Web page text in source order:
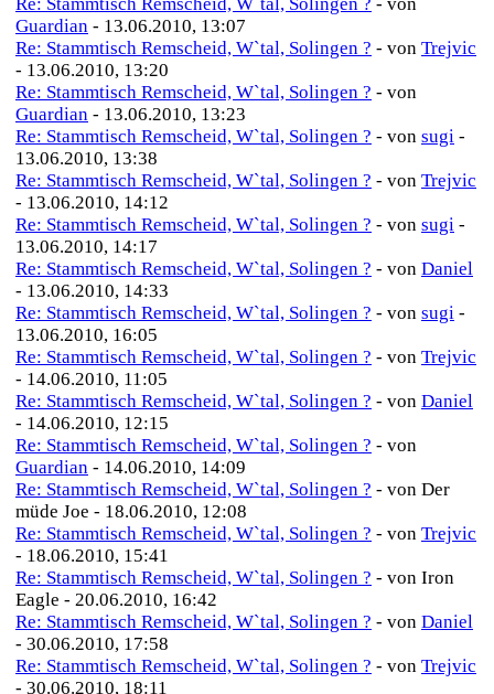
Guardian - 13.06.2010, 13:07
Re: Stammtisch Remscheid, W`tal, Solingen ? - von Trejvic
- 13.06.2010, 13:20
Re: Stammtisch Remscheid, W`tal, Solingen ? - von
Guardian - 13.06.2010, 13:23
Re: Stammtisch Remscheid, W`tal, Solingen ? - von sugi -
13.06.2010, 13:38
Re: Stammtisch Remscheid, W`tal, Solingen ? - von Trejvic
- 13.06.2010, 14:12
Re: Stammtisch Remscheid, W`tal, Solingen ? - von sugi -
13.06.2010, 14:17
Re: Stammtisch Remscheid, W`tal, Solingen ? - von Daniel
- 13.06.2010, 14:33
Re: Stammtisch Remscheid, W`tal, Solingen ? - von sugi -
13.06.2010, 16:05
Re: Stammtisch Remscheid, W`tal, Solingen ? - von Trejvic
- 14.06.2010, 11:05
Re: Stammtisch Remscheid, W`tal, Solingen ? - von Daniel
- 14.06.2010, 12:15
Re: Stammtisch Remscheid, W`tal, Solingen ? - von
Guardian - 14.06.2010, 14:09
Re: Stammtisch Remscheid, W`tal, Solingen ? - von Der
müde Joe - 18.06.2010, 12:08
Re: Stammtisch Remscheid, W`tal, Solingen ? - von Trejvic
- 18.06.2010, 15:41
Re: Stammtisch Remscheid, W`tal, Solingen ? - von Iron
Eagle - 20.06.2010, 16:42
Re: Stammtisch Remscheid, W`tal, Solingen ? - von Daniel
- 30.06.2010, 17:58
Re: Stammtisch Remscheid, W`tal, Solingen ? - von Trejvic
- 30.06.2010, 18:11